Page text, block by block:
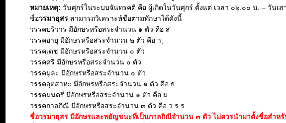
หมายเหตุ: วันศุกร์ในระบบจันทรคติ คือ ผู้เกิดในวันศุกร์ ตั้งแต่ เวลา ๐๖.๐๐ น. – วันเส
ชื่อวรมาธุสร สามารถวิเคราะห์ชื่อตามทักษาได้ดังนี้
วรรคบริวาร มีอักษรหรือสระจำนวน ๑ ตัว คือ ส
วรรคอายุ มีอักษรหรือสระจำนวน ๒ ตัว คือ า ุ
วรรคเดช มีอักษรหรือสระจำนวน ๐ ตัว
วรรคศรี มีอักษรหรือสระจำนวน ๐ ตัว
วรรคมูละ มีอักษรหรือสระจำนวน ๐ ตัว
วรรคอุตสาหะ มีอักษรหรือสระจำนวน ๑ ตัว คือ ธ
วรรคมนตรี มีอักษรหรือสระจำนวน ๑ ตัว คือ ม
วรรคกาลกิณี มีอักษรหรือสระจำนวน ๓ ตัว คือ ว ร ร
ชื่อวรมาธุสร มีอักษรและพยัญชนะที่เป็นกาลกิณีจำนวน ๓ ตัว ไม่ควรนำมาตั้งชื่อสำหรั